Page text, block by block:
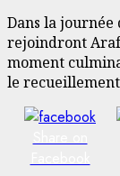
Dans la journée
rejoindront
moment
le